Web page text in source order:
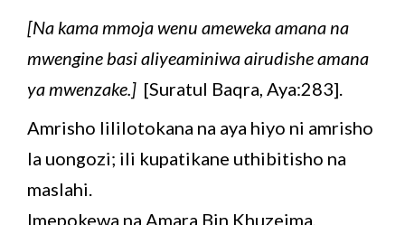
[Na kama mmoja wenu ameweka amana na
mwengine basi aliyeaminiwa airudishe amana
ya mwenzake.] [Suratul Baqra, Aya:283].
Amrisho lililotokana na aya hiyo ni amrisho
la uongozi; ili kupatikane uthibitisho na
maslahi.
Imepokewa na Amara Bin Khuzeima,